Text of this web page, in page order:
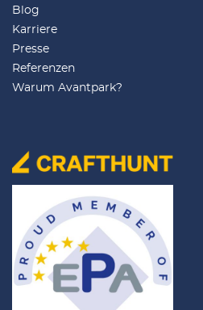
Blog
Karriere
Presse
Referenzen
Warum Avantpark?